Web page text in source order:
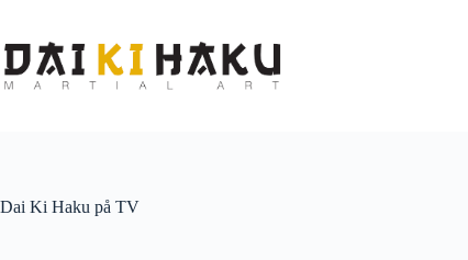
indhold
Dai Ki Haku på TV